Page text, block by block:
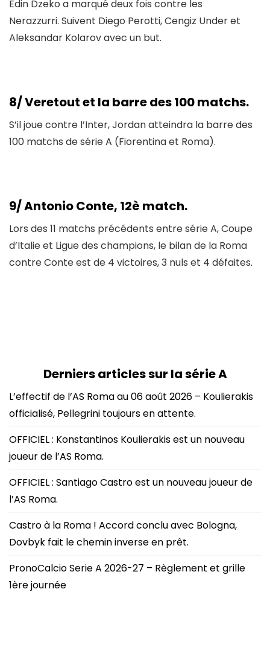
Edin Dzeko a marqué deux fois contre les
Nerazzurri. Suivent Diego Perotti, Cengiz Under et
Aleksandar Kolarov avec un but.
8/ Veretout et la barre des 100 matchs.
S’il joue contre l’Inter, Jordan atteindra la barre des
100 matchs de série A (Fiorentina et Roma).
9/ Antonio Conte, 12è match.
Lors des 11 matchs précédents entre série A, Coupe
d’Italie et Ligue des champions, le bilan de la Roma
contre Conte est de 4 victoires, 3 nuls et 4 défaites.
Derniers articles sur la série A
L’effectif de l’AS Roma au 06 août 2026 – Koulierakis
officialisé, Pellegrini toujours en attente.
OFFICIEL : Konstantinos Koulierakis est un nouveau
joueur de l’AS Roma.
OFFICIEL : Santiago Castro est un nouveau joueur de
l’AS Roma.
Castro à la Roma ! Accord conclu avec Bologna,
Dovbyk fait le chemin inverse en prêt.
PronoCalcio Serie A 2026-27 – Règlement et grille
1ère journée